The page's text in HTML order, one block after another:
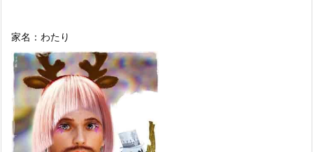
家名：わたり